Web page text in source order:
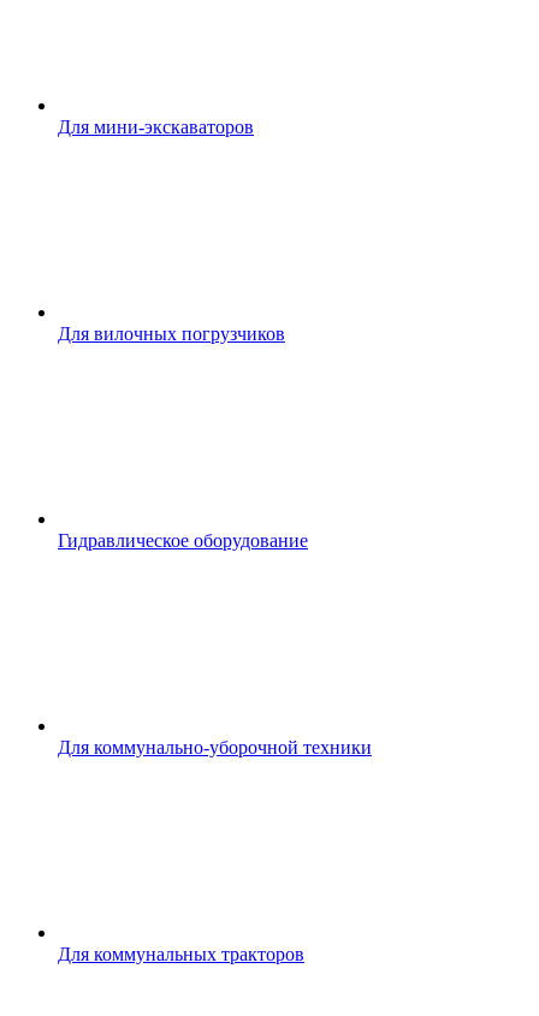
Для мини-экскаваторов
Для вилочных погрузчиков
Гидравлическое оборудование
Для коммунально-уборочной техники
Для коммунальных тракторов